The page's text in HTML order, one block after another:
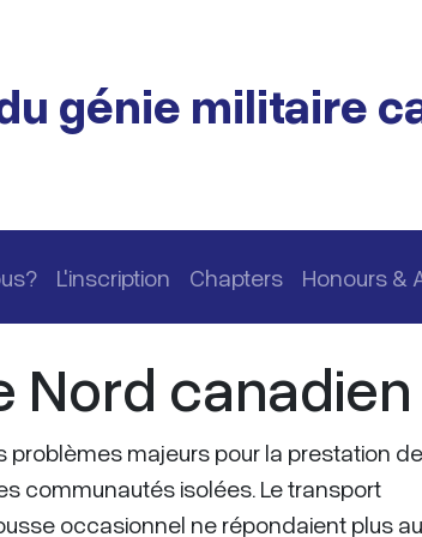
génie militaire
L'inscription Chapters Honours &
Nord canadien
majeurs pour la prestation de
communautés isolées. Le transport
occasionnel ne répondaient plus